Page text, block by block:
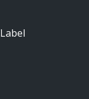
Label